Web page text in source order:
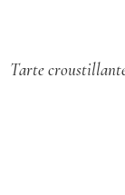
Tarte